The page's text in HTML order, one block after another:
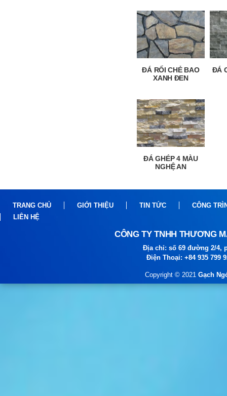
ĐÁ RỐI CHẺ BAO
XANH ĐEN
ĐÁ
ĐÁ GHÉP 4 MÀU
NGHỆ AN
TRANG CHỦ GIỚI THIỆU TIN TỨC
CÔNG
LIÊN HỆ
CÔNG TY TNHH THƯƠNG
Địa chỉ: số 69 đường 2/4,
Điện Thoại: +84 935 799
Copyright © 2021 Gạch